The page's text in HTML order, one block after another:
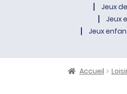
Jeux
Jeux
Jeux
Accueil